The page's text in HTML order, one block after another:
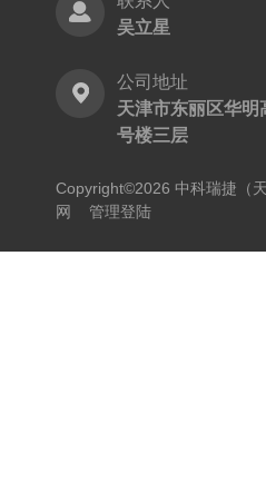
吴立星
公司地址
天津市东丽区华
号楼三层
Copyright©2026 中科瑞捷（
网
管理登陆